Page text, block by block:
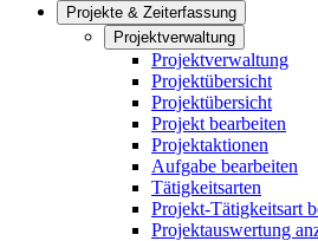
Projekte & Zeiterfassung
Projektverwaltung
Projektverwaltung
Projektübersicht
Projektübersicht
Projekt bearbeiten
Projektaktionen
Aufgabe bearbeiten
Tätigkeitsarten
Projekt-Tätigkeitsart
Projektauswertung